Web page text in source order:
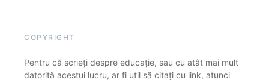
COPYRIGHT
Pentru că scrieți despre educație, sau cu atât mai mult
datorită acestui lucru, ar fi util să citați cu link, atunci